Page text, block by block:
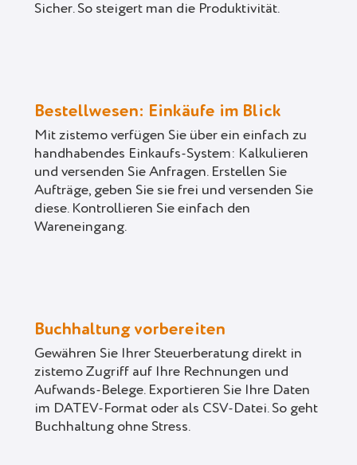
Sicher. So steigert man die Produktivität.
Bestellwesen: Einkäufe im Blick
Mit zistemo verfügen Sie über ein einfach zu
handhabendes Einkaufs-System: Kalkulieren
und versenden Sie Anfragen. Erstellen Sie
Aufträge, geben Sie sie frei und versenden Sie
diese. Kontrollieren Sie einfach den
Wareneingang.
Buchhaltung vorbereiten
Gewähren Sie Ihrer Steuerberatung direkt in
zistemo Zugriff auf Ihre Rechnungen und
Aufwands-Belege. Exportieren Sie Ihre Daten
im DATEV-Format oder als CSV-Datei. So geht
Buchhaltung ohne Stress.